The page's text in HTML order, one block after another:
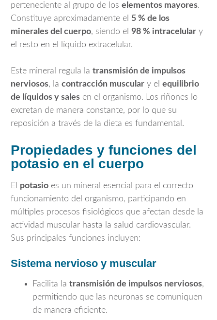
perteneciente al grupo de los elementos mayores.
Constituye aproximadamente el 5 % de los
minerales del cuerpo, siendo el 98 % intracelular y
el resto en el líquido extracelular.
Este mineral regula la transmisión de impulsos
nerviosos, la contracción muscular y el equilibrio
de líquidos y sales en el organismo. Los riñones lo
excretan de manera constante, por lo que su
reposición a través de la dieta es fundamental.
Propiedades y funciones del
potasio en el cuerpo
El potasio es un mineral esencial para el correcto
funcionamiento del organismo, participando en
múltiples procesos fisiológicos que afectan desde la
actividad muscular hasta la salud cardiovascular.
Sus principales funciones incluyen:
Sistema nervioso y muscular
Facilita la transmisión de impulsos nerviosos,
permitiendo que las neuronas se comuniquen
de manera eficiente.